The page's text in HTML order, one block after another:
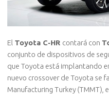
El Toyota C-HR contará con
conjunto de dispositivos de
que Toyota está implantando
nuevo crossover de Toyota se
Manufacturing Turkey (TMMT),